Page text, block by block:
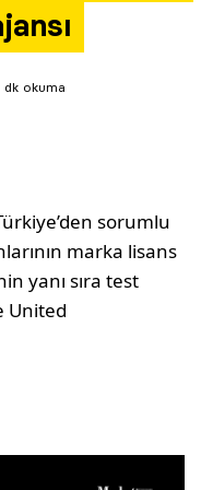
dk okuma
sorumlu
marka lisans
yanı sıra test
United